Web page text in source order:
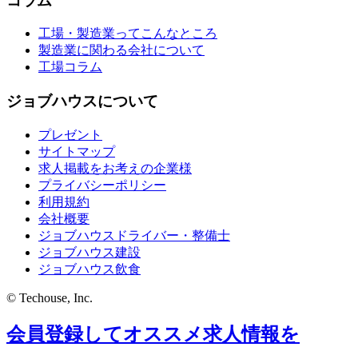
工場・製造業ってこんなところ
製造業に関わる会社について
工場コラム
ジョブハウスについて
プレゼント
サイトマップ
求人掲載をお考えの企業様
プライバシーポリシー
利用規約
会社概要
ジョブハウスドライバー・整備士
ジョブハウス建設
ジョブハウス飲食
© Techouse, Inc.
会員登録してオススメ求人情報を